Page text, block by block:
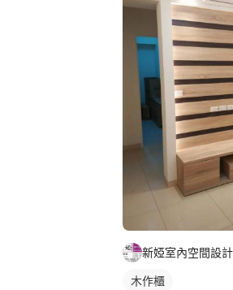
新婭室內空間設計
木作櫃